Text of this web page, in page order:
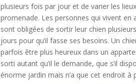
plusieurs fois par jour et de varier les
promenade. Les personnes qui vivent en
sont obligées de sortir leur chien
jours pour qu’il fasse ses besoins. Un
parfois être plus heureux dans un
sorti autant qu’il le demande, que s’il
énorme jardin mais n’a que cet endroit à